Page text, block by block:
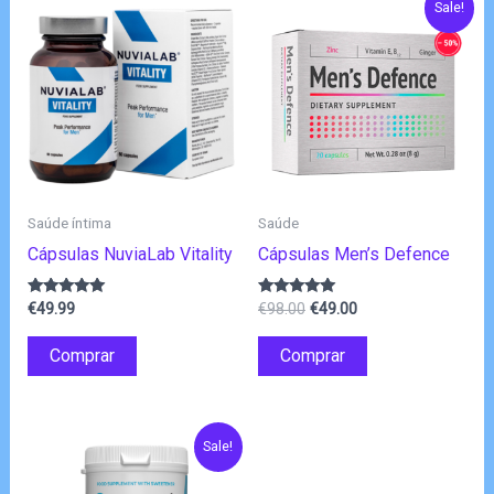
Saúde íntima
Cápsulas NuviaLab Vitality
Avaliação
de 5
€49.99
Comprar
Sale!
Saúde
Cápsulas Men’s Defence
Avaliação
de 5
€98.00 O
original
era:
€49.00O
Comprar
Sale!